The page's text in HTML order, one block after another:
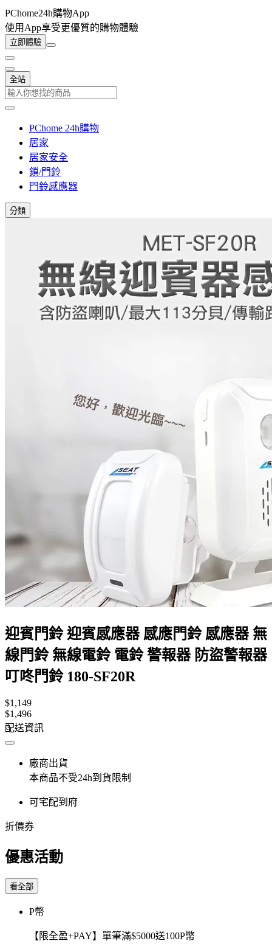
PChome24h購物App
使用App享受更優質的購物體驗
立即體驗
全站
PChome 24h購物
居家
居家安全
鎖/門鈴
門鈴感應器
分類
迎賓門鈴 迎賓感應器 感應門鈴 感應器 無
線門鈴 無線電鈴 電鈴 警報器 防盜警報器
叮咚門鈴 180-SF20R
$1,149
$1,496
配送資訊
廠商出貨
本商品不受24h到貨限制
可宅配到府
折價券
優惠活動
看全部
P幣
【限全盈+PAY】單筆滿$5000送100P幣